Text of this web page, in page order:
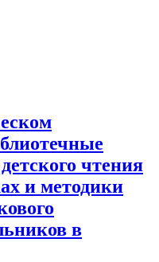
чтения
и методики
в